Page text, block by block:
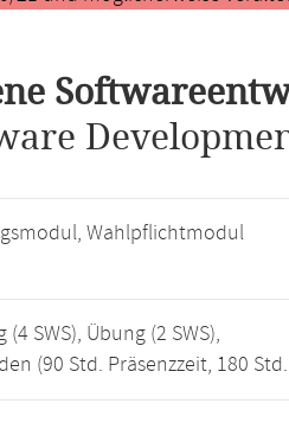
Wahlpflichtmodul
(4 SWS), Übung (2 SWS),
(90 Std. Präsenzzeit, 180